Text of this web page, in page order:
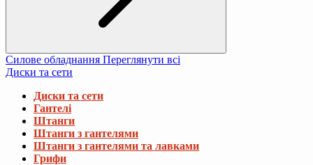
Силове обладнання Переглянути всі
Диски та сети
Диски та сети
Гантелі
Штанги
Штанги з гантелями
Штанги з гантелями та лавками
Грифи